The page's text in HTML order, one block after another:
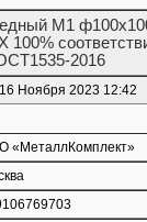
М1
100%
2016
16 Ноября 2023 12:42
«МеталлКомплект»